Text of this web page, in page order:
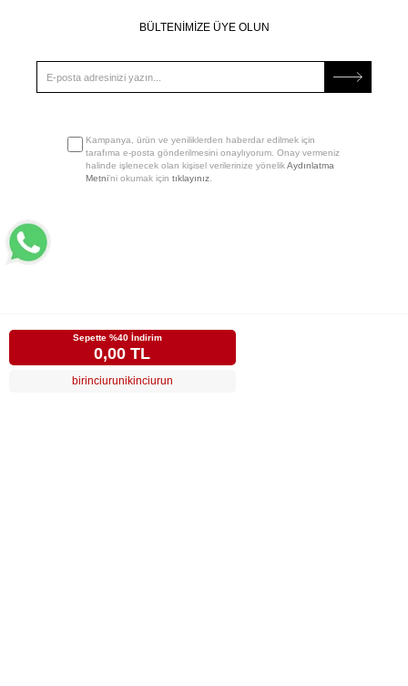
Sepette %40 İndirim
0,00 TL
birinciurunikinciurun
BÜLTENİMİZE ÜYE OLUN
Kampanya, ürün ve yeniliklerden haberdar edilmek için
tarafıma e-posta gönderilmesini onaylıyorum. Onay vermeniz
halinde işlenecek olan kişisel verilerinize yönelikAydınlatma
Metni’ni okumak için tıklayınız.